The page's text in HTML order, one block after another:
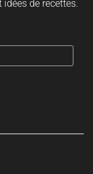
de recettes.